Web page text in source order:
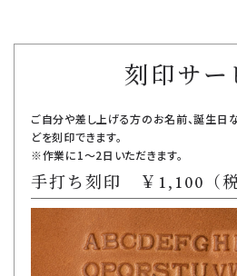
刻印サー
ご自分や差し上げる方のお名前、誕生日
どを刻印できます。
※作業に1～2日いただきます。
手打ち刻印 ￥1,100（税